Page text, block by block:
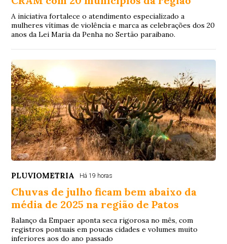
A iniciativa fortalece o atendimento especializado a
mulheres vítimas de violência e marca as celebrações dos 20
anos da Lei Maria da Penha no Sertão paraibano.
PLUVIOMETRIA Há 19 horas
Chuvas de julho ficam bem abaixo da
média de 2025 na região de Patos
Balanço da Empaer aponta seca rigorosa no mês, com
registros pontuais em poucas cidades e volumes muito
inferiores aos do ano passado